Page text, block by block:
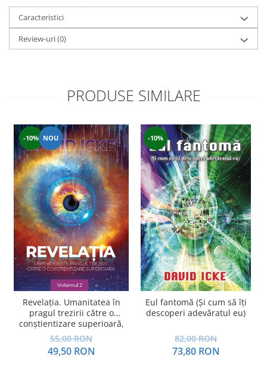
Caracteristici
Review-uri(0)
PRODUSE SIMILARE
-10% NOU
Revelația. Umanitatea în
pragul trezirii către o
conştientizare superioară,
volumul 2
55,00 RON
49,50 RON
-10%
Eul fantomă (Și cum să îți
descoperi adevăratul eu)
82,00 RON
73,80 RON